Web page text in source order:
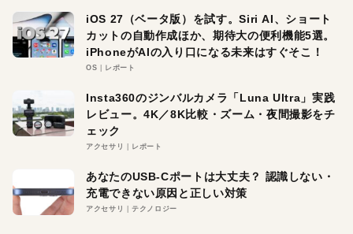
iOS 27（ベータ版）を試す。Siri AI、ショート
カットの自動作成ほか、期待大の便利機能5選。
iPhoneがAIの入り口になる未来はすぐそこ！
OS レポート
Insta360のジンバルカメラ「Luna Ultra」実践
レビュー。4K／8K比較・ズーム・夜間撮影をチ
ェック
アクセサリ レポート
あなたのUSB-Cポートは大丈夫？ 認識しない・
充電できない原因と正しい対策
アクセサリ テクノロジー